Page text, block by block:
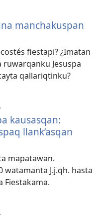
manchakuspan
fiestapi? ¿Imatan
Jesuspa
qallariqtinku?
kausasqan:
llank’asqan
mapatawan.
watamanta J.j.qh. hasta
Fiestakama.